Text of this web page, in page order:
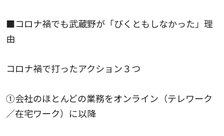
■コロナ禍でも武蔵野が「びくともしなかった」理
由
コロナ禍で打ったアクション３つ
①会社のほとんどの業務をオンライン（テレワーク
／在宅ワーク）に以降